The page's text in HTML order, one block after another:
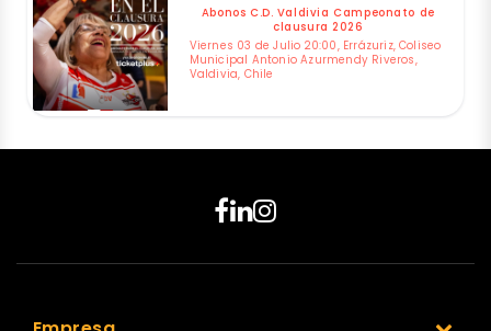
Abonos C.D. Valdivia Campeonato de
clausura 2026
Viernes 03 de Julio 20:00, Errázuriz, Coliseo
Municipal Antonio Azurmendy Riveros,
Valdivia, Chile